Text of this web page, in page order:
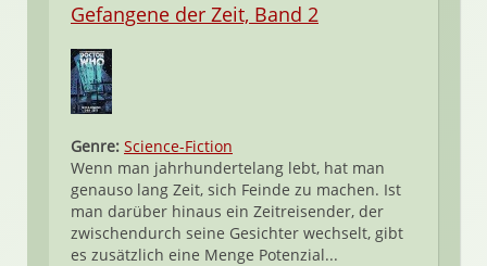
Gefangene der Zeit, Band 2
Genre: Science-Fiction
Wenn man jahrhundertelang lebt, hat man
genauso lang Zeit, sich Feinde zu machen. Ist
man darüber hinaus ein Zeitreisender, der
zwischendurch seine Gesichter wechselt, gibt
es zusätzlich eine Menge Potenzial...